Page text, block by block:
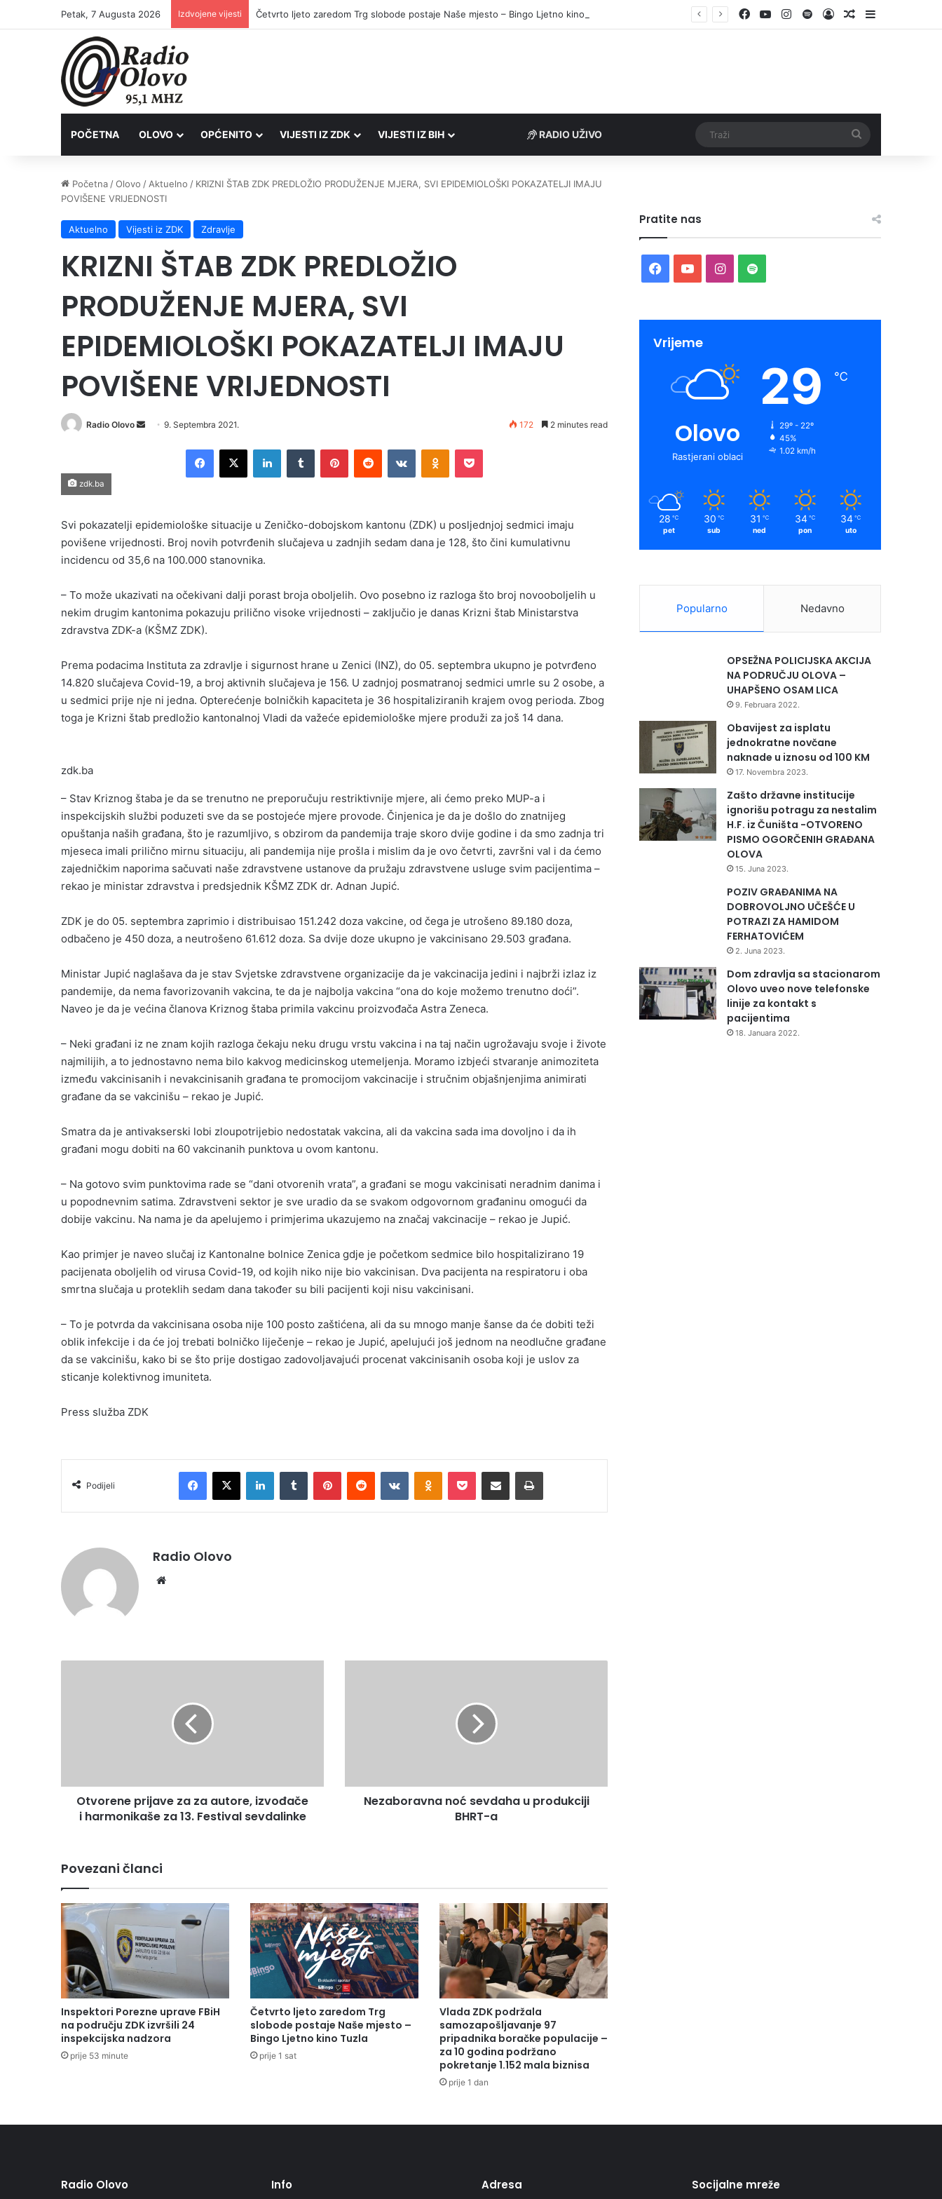
Petak, 7 Augusta 2026 Izdvojene vijesti Četvrto ljeto zaredom Trg slobode postaje Naše mjesto – Bingo Ljetno kino Tuzla Facebook
YouTubeInstagram
SpotifyLog InRandom Article
Sidebar
POČETNA OLOVO OPĆENITO VIJESTI IZ ZDK VIJESTI IZ BIH RADIO UŽIVO
Početna /Olovo / Aktuelno / KRIZNI ŠTAB ZDK PREDLOŽIO PRODUŽENJE MJERA, SVI EPIDEMIOLOŠKI POKAZATELJI IMAJU
POVIŠENE VRIJEDNOSTI
Aktuelno Vijesti iz ZDK Zdravlje
KRIZNI ŠTAB ZDK PREDLOŽIO
PRODUŽENJE MJERA, SVI
EPIDEMIOLOŠKI POKAZATELJI IMAJU
POVIŠENE VRIJEDNOSTI
Radio Olovo
Send9. Septembra 2021. 172 2 minutes read
Facebook
X LinkedInTumblr PinterestReddit VKontakteOdnoklassniki
Pocket
zdk.ba
Svi pokazatelji epidemiološke situacije u Zeničko-dobojskom kantonu (ZDK) u posljednjoj sedmici imaju
povišene vrijednosti. Broj novih potvrđenih slučajeva u zadnjih sedam dana je 128, što čini kumulativnu
incidencu od 35,6 na 100.000 stanovnika.
– To može ukazivati na očekivani dalji porast broja oboljelih. Ovo posebno iz razloga što broj novooboljelih u
nekim drugim kantonima pokazuju prilično visoke vrijednosti – zaključio je danas Krizni štab Ministarstva
zdravstva ZDK-a (KŠMZ ZDK).
Prema podacima Instituta za zdravlje i sigurnost hrane u Zenici (INZ), do 05. septembra ukupno je potvrđeno
14.820 slučajeva Covid-19, a broj aktivnih slučajeva je 156. U zadnjoj posmatranoj sedmici umrle su 2 osobe, a
u sedmici prije nje ni jedna. Opterećenje bolničkih kapaciteta je 36 hospitaliziranih krajem ovog perioda. Zbog
toga je Krizni štab predložio kantonalnoj Vladi da važeće epidemiološke mjere produži za još 14 dana.
zdk.ba
– Stav Kriznog štaba je da se trenutno ne preporučuju restriktivnije mjere, ali ćemo preko MUP-a i
inspekcijskih službi poduzeti sve da se postojeće mjere provode. Činjenica je da je došlo do znatnijeg
opuštanja naših građana, što je razumljivo, s obzirom da pandemija traje skoro dvije godine i da smo zadnja tri
mjeseca imali prilično mirnu situaciju, ali pandemija nije prošla i mislim da je ovo četvrti, završni val i da ćemo
zajedničkim naporima sačuvati naše zdravstvene ustanove da pružaju zdravstvene usluge svim pacijentima –
rekao je ministar zdravstva i predsjednik KŠMZ ZDK dr. Adnan Jupić.
ZDK je do 05. septembra zaprimio i distribuisao 151.242 doza vakcine, od čega je utrošeno 89.180 doza,
odbačeno je 450 doza, a neutrošeno 61.612 doza. Sa dvije doze ukupno je vakcinisano 29.503 građana.
Ministar Jupić naglašava da je stav Svjetske zdravstvene organizacije da je vakcinacija jedini i najbrži izlaz iz
pandemije, da nema favorizovanih vakcina, te da je najbolja vakcina “ona do koje možemo trenutno doći”.
Naveo je da je većina članova Kriznog štaba primila vakcinu proizvođača Astra Zeneca.
– Neki građani iz ne znam kojih razloga čekaju neku drugu vrstu vakcina i na taj način ugrožavaju svoje i živote
najmilijih, a to jednostavno nema bilo kakvog medicinskog utemeljenja. Moramo izbjeći stvaranje animoziteta
između vakcinisanih i nevakcinisanih građana te promocijom vakcinacije i stručnim objašnjenjima animirati
građane da se vakcinišu – rekao je Jupić.
Smatra da je antivakserski lobi zloupotrijebio nedostatak vakcina, ali da vakcina sada ima dovoljno i da ih
građani mogu dobiti na 60 vakcinanih punktova u ovom kantonu.
– Na gotovo svim punktovima rade se “dani otvorenih vrata”, a građani se mogu vakcinisati neradnim danima i
u popodnevnim satima. Zdravstveni sektor je sve uradio da se svakom odgovornom građaninu omogući da
dobije vakcinu. Na nama je da apelujemo i primjerima ukazujemo na značaj vakcinacije – rekao je Jupić.
Kao primjer je naveo slučaj iz Kantonalne bolnice Zenica gdje je početkom sedmice bilo hospitalizirano 19
pacijenata oboljelih od virusa Covid-19, od kojih niko nije bio vakcinisan. Dva pacijenta na respiratoru i oba
smrtna slučaja u proteklih sedam dana također su bili pacijenti koji nisu vakcinisani.
– To je potvrda da vakcinisana osoba nije 100 posto zaštićena, ali da su mnogo manje šanse da će dobiti teži
oblik infekcije i da će joj trebati bolničko liječenje – rekao je Jupić, apelujući još jednom na neodlučne građane
da se vakcinišu, kako bi se što prije dostigao zadovoljavajući procenat vakcinisanih osoba koji je uslov za
sticanje kolektivnog imuniteta.
Press služba ZDK
Podijeli
Facebook
X LinkedInTumblr PinterestReddit VKontakteOdnoklassniki
Pocket Podijeli putem Emaila Print
Radio Olovo
za
Festival
Otvorene prijave za za autore, izvođače
i harmonikaše za 13. Festival sevdalinke
Nezaboravna noć sevdaha u produkciji
BHRT-a
Povezani članci
Inspektori Porezne uprave FBiH
na području ZDK izvršili 24
inspekcijska nadzora
prije 53 minute
Četvrto ljeto zaredom Trg
slobode postaje Naše mjesto –
Bingo Ljetno kino Tuzla
prije 1 sat
Vlada ZDK podržala
samozapošljavanje 97
pripadnika boračke populacije –
za 10 godina podržano
pokretanje 1.152 mala biznisa
prije 1 dan
Pratite nas
Facebook
YouTubeInstagram
Spotify
Vrijeme
Olovo
Rastjerani oblaci
29 ℃
29º - 22º
45%
1.02 km/h
28 ℃
pet
30 ℃
sub
31 ℃
ned
34 ℃
pon
34 ℃
uto
Popularno Nedavno
OPSEŽNA POLICIJSKA AKCIJA
NA PODRUČJU OLOVA –
UHAPŠENO OSAM LICA
9. Februara 2022.
Obavijest za isplatu
jednokratne novčane
naknade u iznosu od 100 KM
17. Novembra 2023.
Zašto državne institucije
ignorišu potragu za nestalim
H.F. iz Čuništa -OTVORENO
PISMO OGORČENIH GRAĐANA
OLOVA
15. Juna 2023.
POZIV GRAĐANIMA NA
DOBROVOLJNO UČEŠĆE U
POTRAZI ZA HAMIDOM
FERHATOVIĆEM
2. Juna 2023.
Dom zdravlja sa stacionarom
Olovo uveo nove telefonske
linije za kontakt s
pacijentima
18. Januara 2022.
Radio Olovo Info Adresa Socijalne mreže